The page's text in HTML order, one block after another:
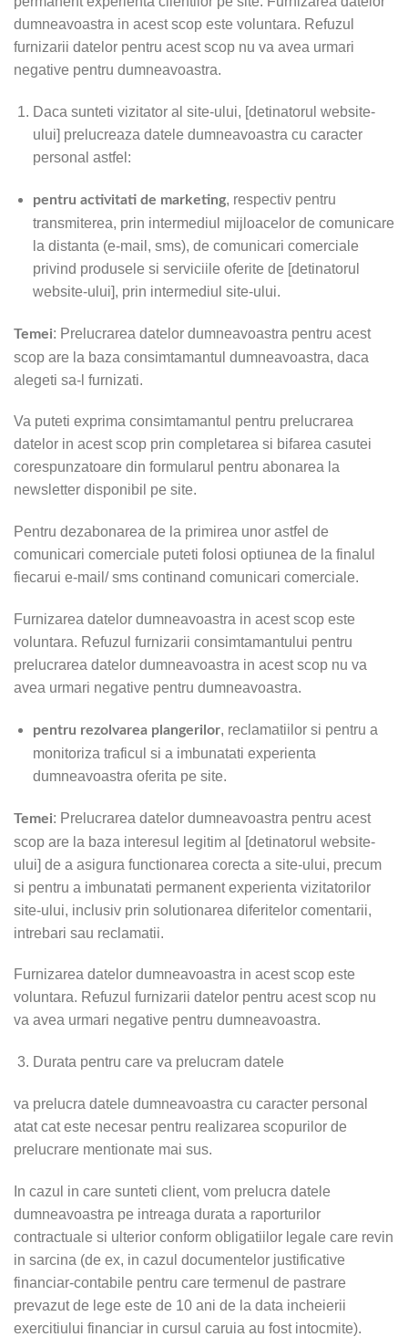
dumneavoastra in acest scop este voluntara. Refuzul
furnizarii datelor pentru acest scop nu va avea urmari
negative pentru dumneavoastra.
Daca sunteti vizitator al site-ului, [detinatorul website-
ului] prelucreaza datele dumneavoastra cu caracter
personal astfel:
pentru activitati de marketing, respectiv pentru
transmiterea, prin intermediul mijloacelor de comunicare
la distanta (e-mail, sms), de comunicari comerciale
privind produsele si serviciile oferite de [detinatorul
website-ului], prin intermediul site-ului.
Temei: Prelucrarea datelor dumneavoastra pentru acest
scop are la baza consimtamantul dumneavoastra, daca
alegeti sa-l furnizati.
Va puteti exprima consimtamantul pentru prelucrarea
datelor in acest scop prin completarea si bifarea casutei
corespunzatoare din formularul pentru abonarea la
newsletter disponibil pe site.
Pentru dezabonarea de la primirea unor astfel de
comunicari comerciale puteti folosi optiunea de la finalul
fiecarui e-mail/ sms continand comunicari comerciale.
Furnizarea datelor dumneavoastra in acest scop este
voluntara. Refuzul furnizarii consimtamantului pentru
prelucrarea datelor dumneavoastra in acest scop nu va
avea urmari negative pentru dumneavoastra.
pentru rezolvarea plangerilor, reclamatiilor si pentru a
monitoriza traficul si a imbunatati experienta
dumneavoastra oferita pe site.
Temei: Prelucrarea datelor dumneavoastra pentru acest
scop are la baza interesul legitim al [detinatorul website-
ului] de a asigura functionarea corecta a site-ului, precum
si pentru a imbunatati permanent experienta vizitatorilor
site-ului, inclusiv prin solutionarea diferitelor comentarii,
intrebari sau reclamatii.
Furnizarea datelor dumneavoastra in acest scop este
voluntara. Refuzul furnizarii datelor pentru acest scop nu
va avea urmari negative pentru dumneavoastra.
Durata pentru care va prelucram datele
va prelucra datele dumneavoastra cu caracter personal
atat cat este necesar pentru realizarea scopurilor de
prelucrare mentionate mai sus.
In cazul in care sunteti client, vom prelucra datele
dumneavoastra pe intreaga durata a raporturilor
contractuale si ulterior conform obligatiilor legale care revin
in sarcina (de ex, in cazul documentelor justificative
financiar-contabile pentru care termenul de pastrare
prevazut de lege este de 10 ani de la data incheierii
exercitiului financiar in cursul caruia au fost intocmite).